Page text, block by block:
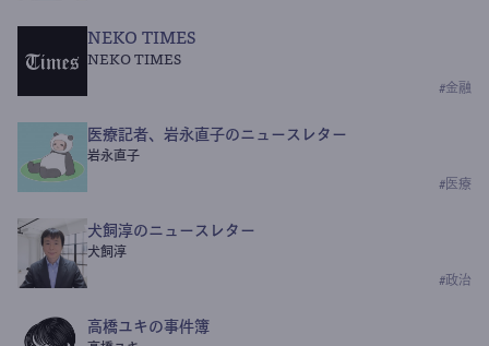
NEKO TIMES
NEKO TIMES
#金融
医療記者、岩永直子のニュースレター
岩永直子
# 医療
犬飼淳のニュースレター
犬飼淳
#政治
高橋ユキの事件簿